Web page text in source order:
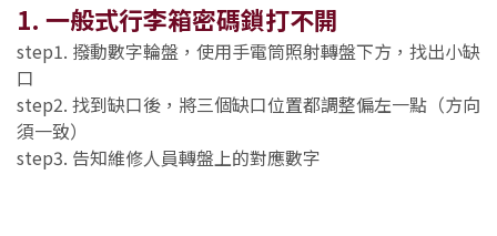
1. 一般式行李箱密碼鎖打不開
step1. 撥動數字輪盤，使用手電筒照射轉盤下方，找出小缺
口
step2. 找到缺口後，將三個缺口位置都調整偏左一點（方向
須一致）
step3. 告知維修人員轉盤上的對應數字